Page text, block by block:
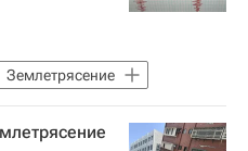
Землетрясение